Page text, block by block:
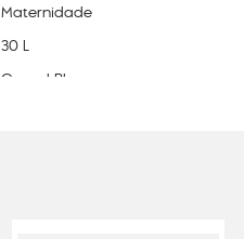
Maternidade
30 L
Casual Blue